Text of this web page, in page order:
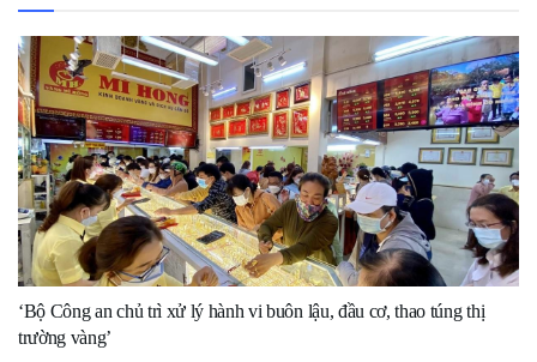
‘Bộ Công an chủ trì xử lý hành vi buôn lậu, đầu cơ, thao túng thị
trường vàng’